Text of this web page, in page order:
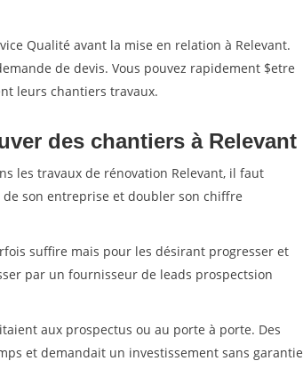
Qualité avant la mise en relation à Relevant.
de devis. Vous pouvez rapidement $etre
leurs chantiers travaux.
des chantiers à Relevant
les travaux de rénovation Relevant, il faut
son entreprise et doubler son chiffre
suffire mais pour les désirant progresser et
par un fournisseur de leads prospectsion
aux prospectus ou au porte à porte. Des
et demandait un investissement sans garantie